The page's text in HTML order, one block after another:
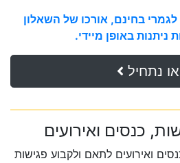
בחינם, אורכו של השאלון
באופן מיידי.
נתחיל
כנסים ואירועים
ואירועים לתאם ולקבוע פגישות